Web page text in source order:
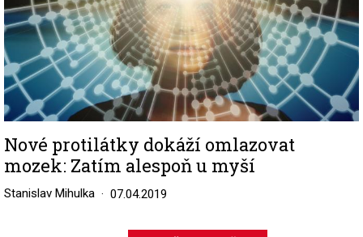
Nové protilátky dokáží omlazovat
mozek: Zatím alespoň u myší
Stanislav Mihulka 07.04.2019